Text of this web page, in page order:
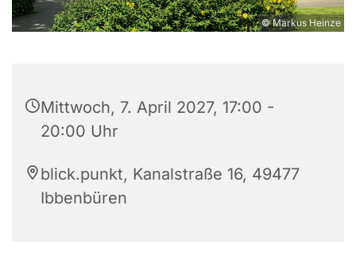
© Markus Heinze
Mittwoch, 7. April 2027, 17:00 -
20:00 Uhr
blick.punkt, Kanalstraße 16, 49477
Ibbenbüren